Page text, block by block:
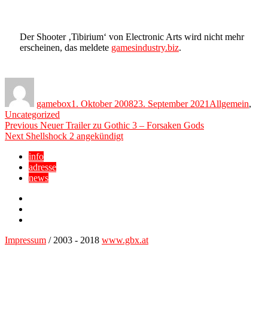
Der Shooter ‚Tibirium‘ von Electronic Arts wird nicht mehr
erscheinen, das meldete gamesindustry.biz.
gamebox1. Oktober 200823. September 2021 Allgemein,
Uncategorized
Beitragsnavigation
Previous Previous
post:
Neuer Trailer zu Gothic 3 – Forsaken Gods
Next Next
Shellshock 2 angekündigt
info
adresse
news
Impressum / 2003 - 2018 www.gbx.at